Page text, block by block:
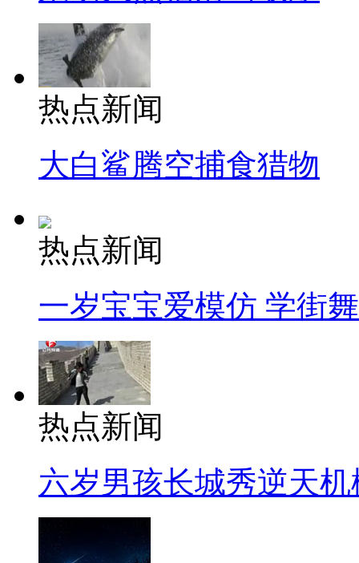
热点新闻
大白鲨腾空捕食猎物
热点新闻
一岁宝宝爱模仿 学街
热点新闻
六岁男孩长城秀逆天机